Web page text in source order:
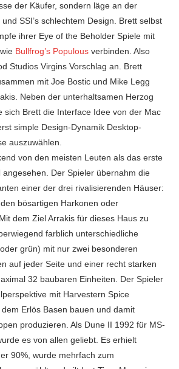
der Käufer, sondern läge an der
SSI’s schlechtem Design. Brett selbst
ihrer Eye of the Beholder Spiele mit
Bullfrog’s Populous verbinden. Also
Studios Virgins Vorschlag an. Brett
mit Joe Bostic und Mike Legg
Neben der unterhaltsamen Herzog
sich Brett die Interface Idee von der Mac
simple Design-Dynamik Desktop-
auszuwählen.
von den meisten Leuten als das erste
angesehen. Der Spieler übernahm die
einer der drei rivalisierenden Häuser:
bösartigen Harkonen oder
dem Ziel Arrakis für dieses Haus zu
farblich unterschiedliche
grün) mit nur zwei besonderen
auf jeder Seite und einer recht starken
32 baubaren Einheiten. Der Spieler
mit Harvestern Spice
Erlös Basen bauen und damit
produzieren. Als Dune II 1992 für MS-
es von allen geliebt. Es erhielt
90%, wurde mehrfach zum